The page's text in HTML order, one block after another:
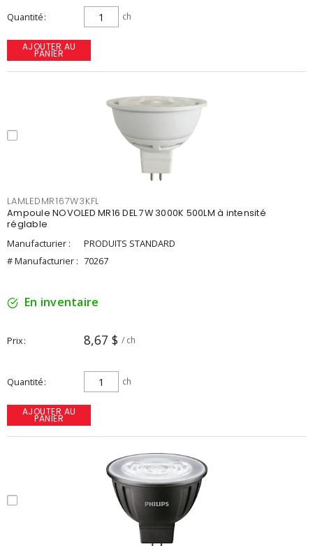
Quantité ch
AJOUTER AU
PANIER
LAMLEDMR167W3KFL
Ampoule NOVOLED MR16 DEL 7W 3000K 500LM à intensité
réglable
Manufacturier :
PRODUITS STANDARD
# Manufacturier : 70267
En inventaire
Prix 8,67 $ / ch
Quantité ch
AJOUTER AU
PANIER